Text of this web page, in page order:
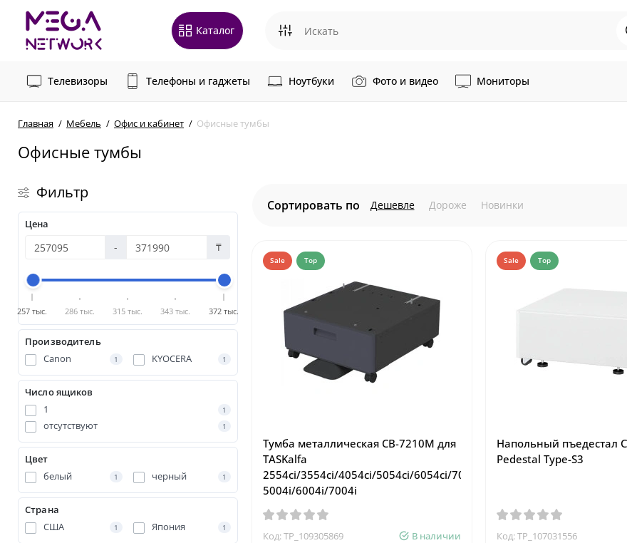
Каталог
Телевизоры Телефоны и гаджеты Ноутбуки Фото и видео Мониторы
Главная Мебель Офис и кабинет Офисные тумбы
Офисные тумбы
Фильтр
Цена
- ₸
257 тыс. 286 тыс. 315 тыс. 343 тыс. 372 тыс.
Производитель
Canon
1 KYOCERA 1
Число ящиков
1
1
отсутствуют 1
Цвет
белый
1 черный 1
Страна
США
1 Япония 1
Сортировать по Дешевле Дороже Новинки
Sale Top
Тумба металлическая CB-7210M для
TASKalfa
2554ci/3554ci/4054ci/5054ci/6054ci/7054ci/
5004i/6004i/7004i
Код: TP_109305869 В наличии
Sale Top
Напольный пъедестал
Pedestal Type-S3
Код: TP_107031556